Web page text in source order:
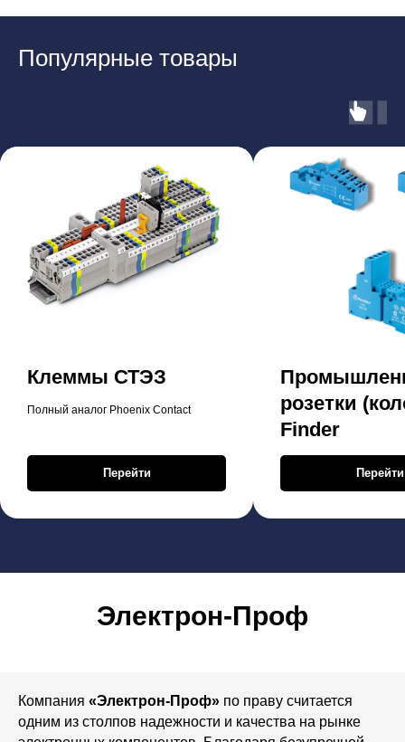
Популярные товары
Клеммы СТЭЗ
Полный аналог Phoenix Contact
Перейти
розетки
Finder
Перейти
Электрон-Проф
Компания «Электрон-Проф» по праву считается
одним из столпов надежности и качества на рынке